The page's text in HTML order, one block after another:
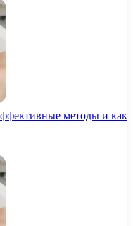
методы и как